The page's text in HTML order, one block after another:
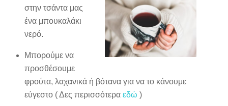
στην τσάντα μας
ένα μπουκαλάκι
νερό.
Μπορούμε να
προσθέσουμε
φρούτα, λαχανικά ή βότανα για να το κάνουμε
εύγεστο ( Δες περισσότερα εδώ )